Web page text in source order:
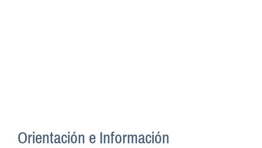
Orientación e Información